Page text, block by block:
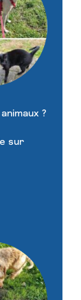
?
sur